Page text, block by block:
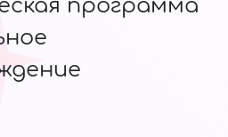
программа